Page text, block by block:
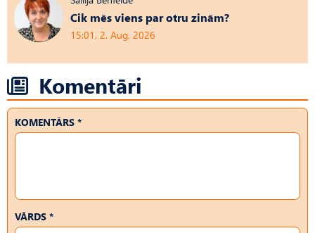
Cik mēs viens par otru zinām?
15:01, 2. Aug, 2026
Komentāri
KOMENTĀRS *
VĀRDS *